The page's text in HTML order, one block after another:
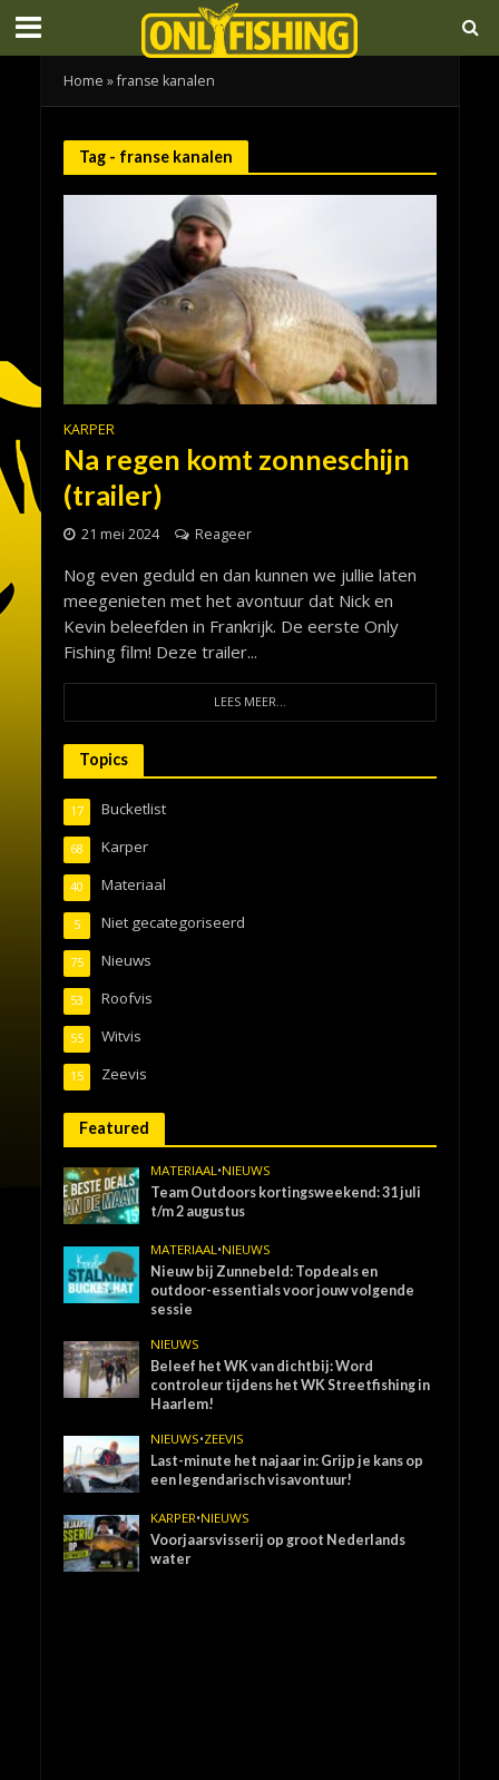
Home »franse kanalen
Tag - franse kanalen
KARPER
Na regen komt zonneschijn
(trailer)
21 mei 2024 Reageer
Nog even geduld en dan kunnen we jullie laten
meegenieten met het avontuur dat Nick en
Kevin beleefden in Frankrijk. De eerste Only
Fishing film! Deze trailer...
LEES MEER...
Topics
Bucketlist
17
Karper
68
Materiaal
40
Niet gecategoriseerd
5
Nieuws
75
Roofvis
53
Witvis
55
Zeevis
15
Featured
MATERIAAL •NIEUWS
Team Outdoors kortingsweekend: 31 juli
t/m 2 augustus
MATERIAAL •NIEUWS
Nieuw bij Zunnebeld: Topdeals en
outdoor-essentials voor jouw volgende
sessie
NIEUWS
Beleef het WK van dichtbij: Word
controleur tijdens het WK Streetfishing in
Haarlem!
NIEUWS•ZEEVIS
Last-minute het najaar in: Grijp je kans op
een legendarisch visavontuur!
KARPER•NIEUWS
Voorjaarsvisserij op groot Nederlands
water